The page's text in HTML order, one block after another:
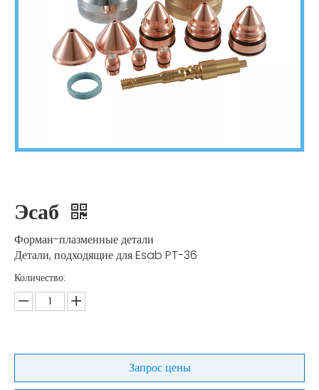
Эсаб
Форман-плазменные детали
Детали, подходящие для Esab PT-36
Количество:
Запрос цены